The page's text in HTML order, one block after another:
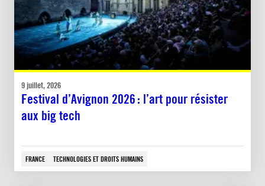
9 juillet, 2026
Festival d’Avignon 2026 : l’art pour résister
aux big tech
FRANCE TECHNOLOGIES ET DROITS HUMAINS